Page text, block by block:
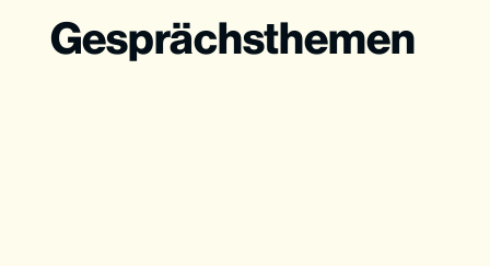
Gesprächsthemen